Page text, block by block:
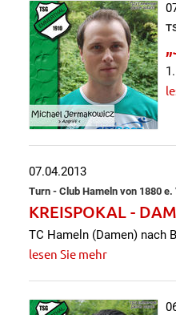
07.04.2013
Turn - Club Hameln von 1880 e.
KREISPOKAL -
TC Hameln (Damen) nach
lesen Sie mehr